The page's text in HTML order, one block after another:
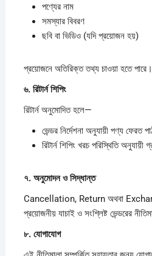
পণ্যের নাম
সমস্যার বিবরণ
ছবি বা ভিডিও (যদি প্রয়োজন হয়)
প্রয়োজনে অতিরিক্ত তথ্য চাওয়া হতে পারে।
৬. রিটার্নশিপিং
রিটার্ন অনুমোদিত হলে—
ভেন্ডর নির্দেশনা অনুযায়ী পণ্য ফেরত
রিটার্ন শিপিং খরচ পরিস্থিতি অনুযায়ী
৭. অনুমোদনওসিদ্ধান্ত
Cancellation, Return অথবা
প্রয়োজনীয় যাচাই ও সংশ্লিষ্ট ভেন্ডরের
৮. যোগাযোগ